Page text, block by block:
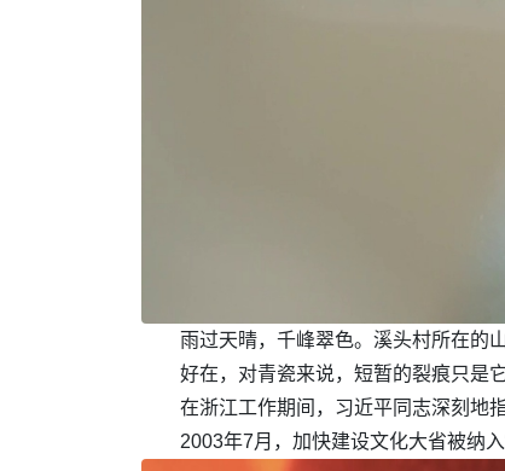
雨过天晴，千峰翠色。溪头村所在的
好在，对青瓷来说，短暂的裂痕只是
在浙江工作期间，习近平同志深刻地
2003年7月，加快建设文化大省被纳